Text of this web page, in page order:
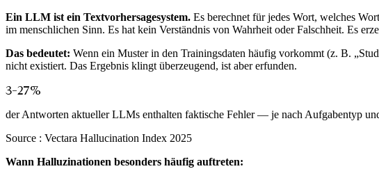
Ein LLM ist ein Textvorhersagesystem. Es berechnet für jedes Wort, welches
im menschlichen Sinn. Es hat kein Verständnis von Wahrheit oder Falschheit. Es
Das bedeutet: Wenn ein Muster in den Trainingsdaten häufig vorkommt (z. B.
nicht existiert. Das Ergebnis klingt überzeugend, ist aber erfunden.
3–27%
der Antworten aktueller LLMs enthalten faktische Fehler — je nach Aufgabentyp
Source : Vectara Hallucination Index 2025
Wann Halluzinationen besonders häufig auftreten: